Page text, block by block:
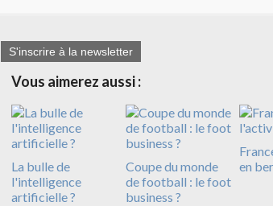
S'inscrire à la newsletter
Vous aimerez aussi :
La bulle de
l'intelligence
artificielle ?
Coupe du monde
de football : le foot
business ?
en